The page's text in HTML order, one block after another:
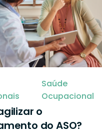
Saúde
Ocupacional
o
do ASO?